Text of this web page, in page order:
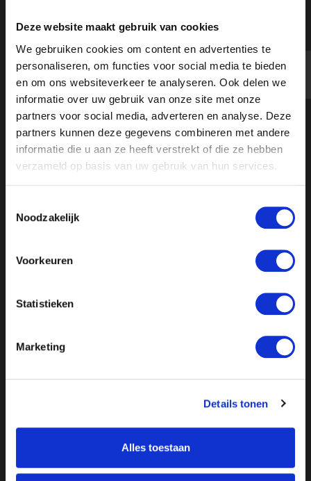
Deze website maakt gebruik van cookies
We gebruiken cookies om content en advertenties te
personaliseren, om functies voor social media te bieden
en om ons websiteverkeer te analyseren. Ook delen we
informatie over uw gebruik van onze site met onze
partners voor social media, adverteren en analyse. Deze
partners kunnen deze gegevens combineren met andere
informatie die u aan ze heeft verstrekt of die ze hebben
verzameld op basis van uw gebruik van hun services.
Noodzakelijk
Voorkeuren
Statistieken
Marketing
Details tonen
Alles toestaan
Kijk de hele uitzending
Onze missie
Steunbetuigingen